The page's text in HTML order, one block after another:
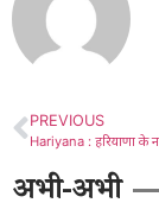
PREVIOUS
अभी-अभी